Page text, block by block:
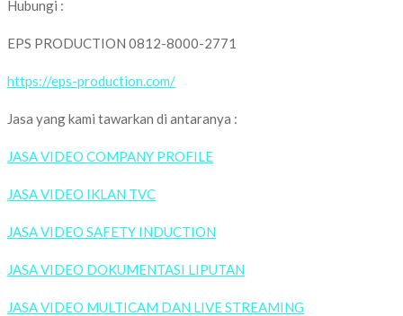
Hubungi :
EPS PRODUCTION 0812-8000-2771
https://eps-production.com/
Jasa yang kami tawarkan di antaranya :
JASA VIDEO COMPANY PROFILE
JASA VIDEO IKLAN TVC
JASA VIDEO SAFETY INDUCTION
JASA VIDEO DOKUMENTASI LIPUTAN
JASA VIDEO MULTICAM DAN LIVE STREAMING